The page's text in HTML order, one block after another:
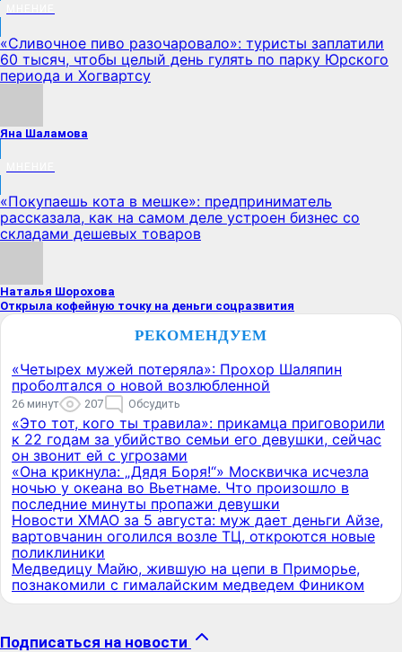
«Сливочное пиво разочаровало»: туристы заплатили
60 тысяч, чтобы целый день гулять по парку Юрского
периода и Хогвартсу
Яна Шаламова
«Покупаешь кота в мешке»: предприниматель
рассказала, как на самом деле устроен бизнес со
складами дешевых товаров
Наталья Шорохова
Открыла кофейную точку на деньги соцразвития
РЕКОМЕНДУЕМ
«Четырех мужей потеряла»: Прохор Шаляпин
проболтался о новой возлюбленной
26 минут 207 Обсудить
«Это тот, кого ты травила»: прикамца приговорили
к 22 годам за убийство семьи его девушки, сейчас
он звонит ей с угрозами
«Она крикнула: „Дядя Боря!“» Москвичка исчезла
ночью у океана во Вьетнаме. Что произошло в
последние минуты пропажи девушки
Новости ХМАО за 5 августа: муж дает деньги Айзе,
вартовчанин оголился возле ТЦ, откроются новые
поликлиники
Медведицу Майю, жившую на цепи в Приморье,
познакомили с гималайским медведем Фиником
Подписаться на новости